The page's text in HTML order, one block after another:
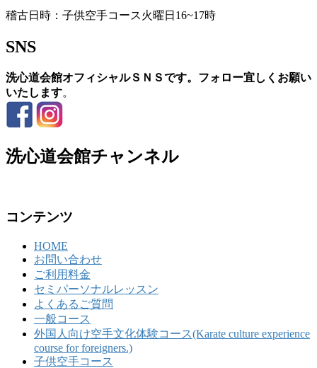
稽古日時：子供空手コース火曜日16~17時
SNS
洗心道会館オフィシャルＳＮＳです。フォロー宜しくお願い
いたします。
洗心道会館チャンネル
コンテンツ
HOME
お問い合わせ
ご利用料金
セミパーソナルレッスン
よくあるご質問
一般コース
外国人向け空手文化体験コース(Karate culture experience
course for foreigners.)
子供空手コース